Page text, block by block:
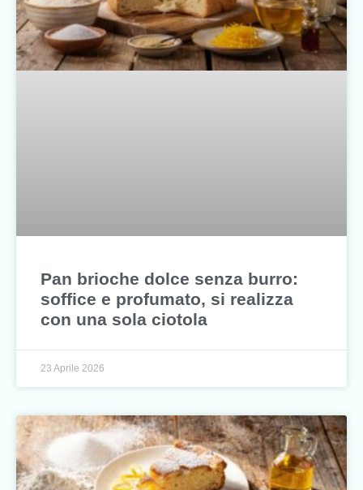
Pan brioche dolce senza burro:
soffice e profumato, si realizza
con una sola ciotola
23 Aprile 2026